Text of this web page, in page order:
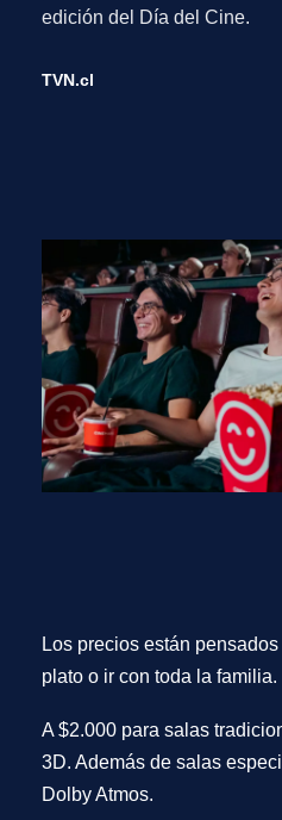
EXCLUSIVO H25
edición del Día del Cine.
TVN.cl
Los precios están
plato o ir con toda la familia.
A $2.000 para salas
3D. Además de salas
Dolby Atmos.